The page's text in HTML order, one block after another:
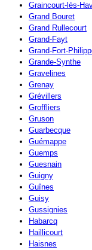
Graincourt-lès-
Grand Bouret
Grand Rullecourt
Grand-Fayt
Grand-Fort-
Grande-Synthe
Gravelines
Grenay
Grévillers
Groffliers
Gruson
Guarbecque
Guémappe
Guemps
Guesnain
Guigny
Guînes
Guisy
Gussignies
Habarcq
Haillicourt
Haisnes